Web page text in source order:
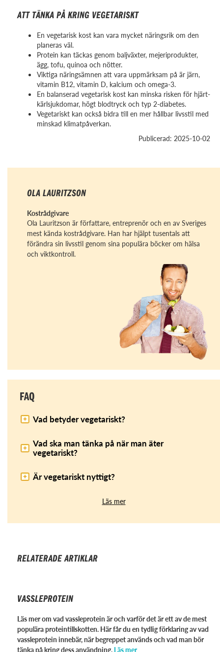
ATT TÄNKA PÅ KRING VEGETARISKT
En vegetarisk kost kan vara mycket näringsrik om den
planeras väl.
Protein kan täckas genom baljväxter, mejeriprodukter,
ägg, tofu, quinoa och nötter.
Viktiga näringsämnen att vara uppmärksam på är järn,
vitamin B12, vitamin D, kalcium och omega-3.
En balanserad vegetarisk kost kan minska risken för hjärt-
kärlsjukdomar, högt blodtryck och typ 2-diabetes.
Vegetariskt kan också bidra till en mer hållbar livsstil med
minskad klimatpåverkan.
Publicerad: 2025-10-02
OLA LAURITZSON
Kostrådgivare
Ola Lauritzson är författare, entreprenör och en av Sveriges
mest kända kostrådgivare. Han har hjälpt tusentals att
förändra sin livsstil genom sina populära böcker om hälsa
och viktkontroll.
FAQ
Vad betyder vegetariskt?
Vad ska man tänka på när man äter
vegetariskt?
Är vegetariskt nyttigt?
Läs mer
RELATERADE ARTIKLAR
VASSLEPROTEIN
Läs mer om vad vassleprotein är och varför det är ett av de mest
populära proteintillskotten. Här får du en tydlig förklaring av vad
vassleprotein innebär, när begreppet används och vad man bör
tänka på kring dess användning. Läs mer